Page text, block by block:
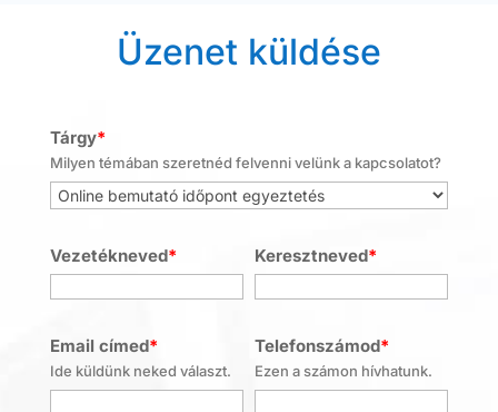
Üzenet küldése
Tárgy*
Milyen témában szeretnéd felvenni velünk a kapcsolatot?
Vezetékneved* Keresztneved*
Email címed*
Ide küldünk neked választ.
Telefonszámod*
Ezen a számon hívhatunk.